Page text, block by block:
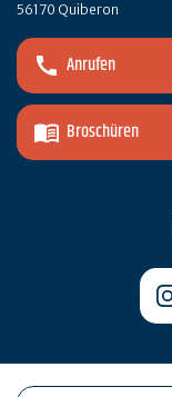
56170 Quiberon
Anrufen
Broschüren